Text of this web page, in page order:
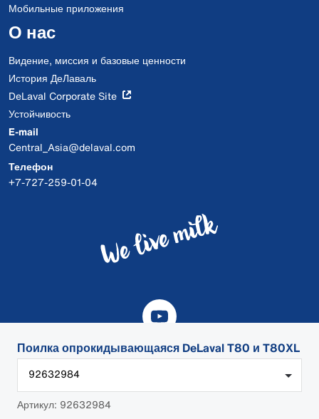
Поилка опрокидывающаяся DeLaval T80 и T80XL
92632984
Артикул: 92632984
Мобильные приложения
О нас
Видение, миссия и базовые ценности
История ДеЛаваль
DeLaval Corporate Site
Устойчивость
E-mail
Central_Asia@delaval.com
Телефон
+7-727-259-01-04
© 2026 DeLaval